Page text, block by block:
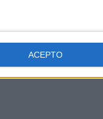
ACEPTO
y
y